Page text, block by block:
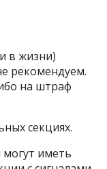
в жизни)
рекомендуем.
на штраф
секциях.
иметь